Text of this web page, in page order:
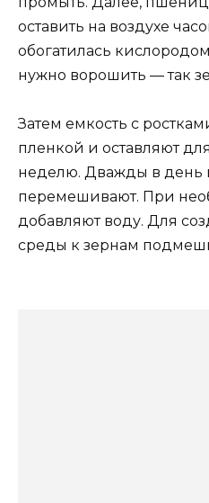
оставить на воздухе
обогатилась
нужно ворошить — так
Затем емкость с
пленкой и оставляют
неделю. Дважды в день
перемешивают. При
добавляют воду. Для
среды к зернам